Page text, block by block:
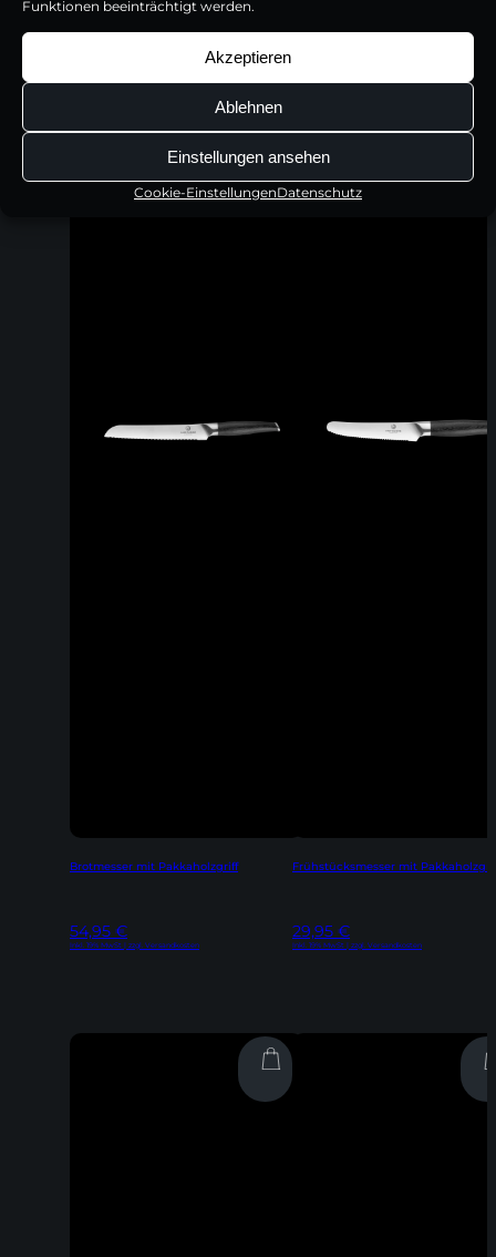
Funktionen beeinträchtigt werden.
Akzeptieren
Ablehnen
Einstellungen ansehen
Cookie-EinstellungenDatenschutz
‏‏‎
Brotmesser mit Pakkaholzgriff
54,95 €
Inkl. 19% MwSt | zzgl. Versandkosten
Frühstücksmesser mit
29,95 €
Inkl. 19% MwSt | zzgl. Versandkosten